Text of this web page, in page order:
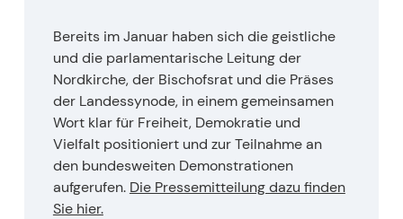
Bereits im Januar haben sich die geistliche
und die parlamentarische Leitung der
Nordkirche, der Bischofsrat und die Präses
der Landessynode, in einem gemeinsamen
Wort klar für Freiheit, Demokratie und
Vielfalt positioniert und zur Teilnahme an
den bundesweiten Demonstrationen
aufgerufen. Die Pressemitteilung dazu finden
Sie hier.